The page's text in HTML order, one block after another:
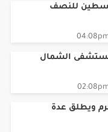
للنصف
مستشفى الشمال
ويطلق عدة